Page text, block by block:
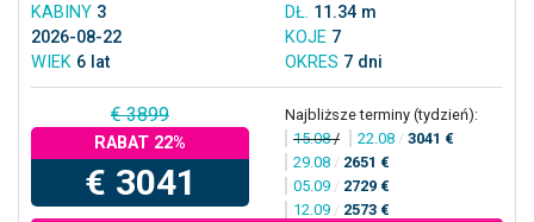
KABINY 3 DŁ. 11.34 m
2026-08-22
KOJE 7
WIEK 6 lat OKRES 7 dni
€ 3899
RABAT 22%
€ 3041
Najbliższe terminy (tydzień):
15.08/ 22.08 / 3041 €
29.08 / 2651 €
05.09 / 2729 €
12.09 / 2573 €